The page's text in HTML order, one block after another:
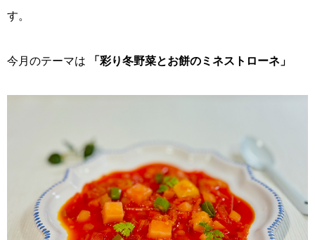
す。
今月のテーマは 「彩り冬野菜とお餅のミネストローネ」